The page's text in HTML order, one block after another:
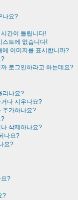
나요?
간이 틀립니다!
스트에 없습니다!
에 이미지를 표시합니까?
?
로그인하라고 하는데요?
리나요?
나 지우나요?
추가하나요?
?
삭제하나요?
나요?
요?
요?
?